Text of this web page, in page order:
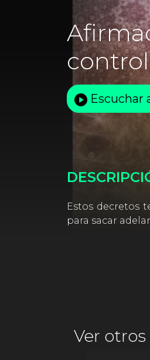
Escuchar
Estos decretos
para sacar
Ver